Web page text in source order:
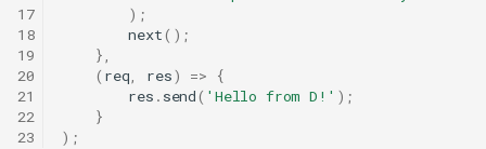
17
18
19
20
21
22
23
);
next();
},
( req, res) =>
{
res . send( 'Hello from D!' );
}
);